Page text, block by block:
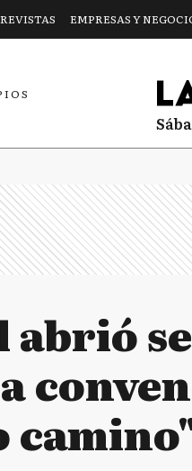
EMPRESAS Y
abrió